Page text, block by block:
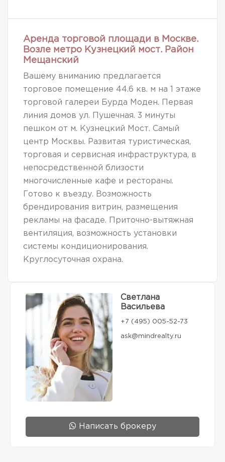
Аренда торговой площади в Москве.
Возле метро Кузнецкий мост. Район
Мещанский
Вашему вниманию предлагается
торговое помещение 44.6 кв. м на 1 этаже
торговой галереи Бурда Моден. Первая
линия домов ул. Пушечная. 3 минуты
пешком от м. Кузнецкий Мост. Самый
центр Москвы. Развитая туристическая,
торговая и сервисная инфраструктура, в
непосредственной близости
многочисленные кафе и рестораны.
Готово к въезду. Возможность
брендирования витрин, размещения
рекламы на фасаде. Приточно-вытяжная
вентиляция, возможность установки
системы кондиционирования.
Круглосуточная охрана.
Светлана
Васильева
+7 (495) 005-52-73
ask@mindrealty.ru
Написать брокеру